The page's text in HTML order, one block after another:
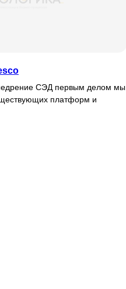
СЭД первым делом мы
платформ и